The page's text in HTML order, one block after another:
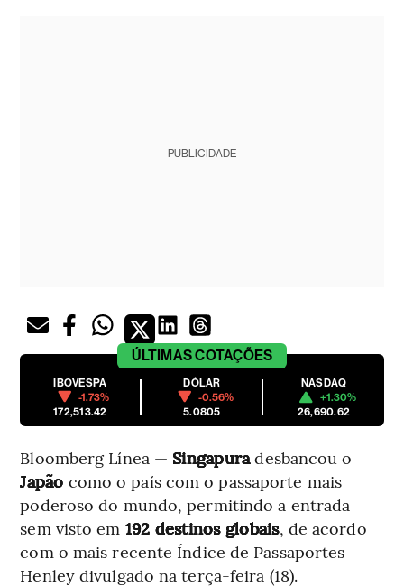
PUBLICIDADE
ÚLTIMASCOTAÇÕES
IBOVESPA
-1.73%
172,513.42
DÓLAR
-0.56%
5.0805
NASDAQ
+1.30%
26,690.62
Bloomberg Línea — Singapuradesbancou o
Japão como o país com o passaporte mais
poderoso do mundo, permitindo a entrada
sem visto em 192 destinos globais, de acordo
com o mais recente Índice de Passaportes
Henley divulgado na terça-feira (18).